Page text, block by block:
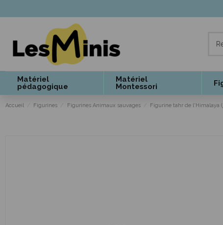
Matériel
pédagogique
Matériel
Montessori
Accueil Figurines Figurines Animaux sauvages Figurine tahr de l'Himalaya